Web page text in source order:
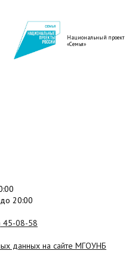
Национальный проект
«Семья»
20:00
45-08-58
данных на сайте МГОУНБ